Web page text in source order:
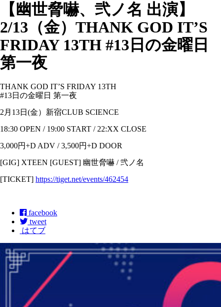
【幽世脅嚇、弐ノ名 出演】
2/13（金）THANK GOD IT’S
FRIDAY 13TH #13日の金曜日
第一夜
THANK GOD IT’S FRIDAY 13TH
#13日の金曜日 第一夜
2月13日(金）新宿CLUB SCIENCE
18:30 OPEN / 19:00 START / 22:XX CLOSE
3,000円+D ADV / 3,500円+D DOOR
[GIG] XTEEN [GUEST] 幽世脅嚇 / 弐ノ名
[TICKET] https://tiget.net/events/462454
facebook
tweet
はてブ